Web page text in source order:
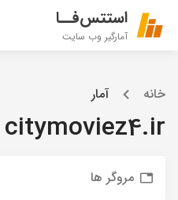
استتس‌فــا
آمارگیر وب سایت
خانه آمار
citymoviez4.ir
مروگر ها